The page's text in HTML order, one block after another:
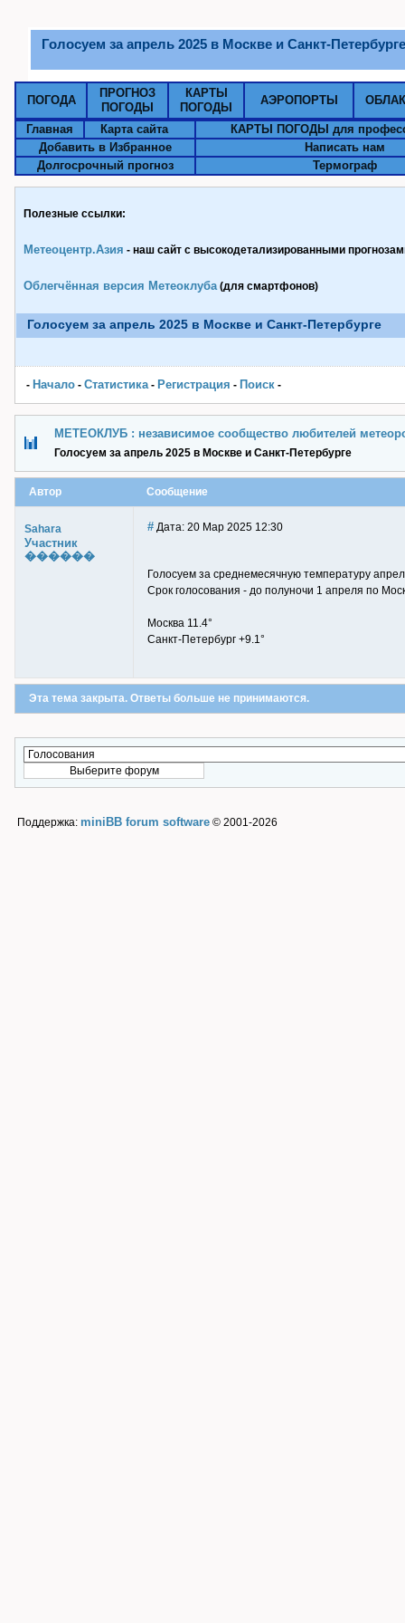
Голосуем за апрель 2025 в Москве и Санкт-Петербурге
ПОГОДА
ПРОГНОЗ
ПОГОДЫ
КАРТЫ
ПОГОДЫ
АЭРОПОРТЫ
Главная Карта сайта
КАРТЫ ПОГОДЫ для
Добавить в Избранное
Написать нам
Долгосрочный прогноз
Термограф
Полезные ссылки:
Метеоцентр.Азия - наш сайт с высокодетализированными
Облегчённая версия Метеоклуба(для смартфонов)
Голосуем за апрель 2025 в Москве и Санкт-Петербурге
- Начало - Статистика- Pегистрация - Поиск -
МЕТЕОКЛУБ : независимое сообщество любителей
Голосуем за апрель 2025 в Москве и Санкт-Петербурге
Автор Сообщение
Sahara
Участник
������
# Дата: 20 Мар 2025 12:30
Голосуем за среднемесячную температуру
Срок голосования - до полуночи 1 апреля по
Москва 11.4°
Санкт-Петербург +9.1°
Эта тема закрыта. Ответы больше не принимаются.
Поддержка: miniBB forum software © 2001-2026